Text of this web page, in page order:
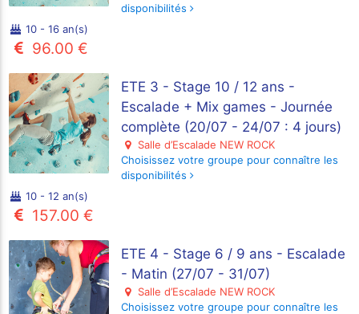
disponibilités
10 - 16 an(s)
96.00 €
ETE 3 - Stage 10 / 12 ans -
Escalade + Mix games - Journée
complète (20/07 - 24/07 : 4 jours)
Salle d’Escalade NEW ROCK
Choisissez votre groupe pour connaître les
disponibilités
10 - 12 an(s)
157.00 €
ETE 4 - Stage 6 / 9 ans - Escalade
- Matin (27/07 - 31/07)
Salle d’Escalade NEW ROCK
Choisissez votre groupe pour connaître les